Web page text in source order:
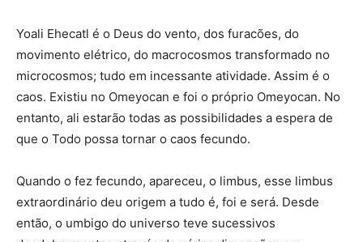
Yoali Ehecatl é o Deus do vento, dos furacões, do
movimento elétrico, do macrocosmos transformado no
microcosmos; tudo em incessante atividade. Assim é o
caos. Existiu no Omeyocan e foi o próprio Omeyocan. No
entanto, ali estarão todas as possibilidades a espera de
que o Todo possa tornar o caos fecundo.
Quando o fez fecundo, apareceu, o limbus, esse limbus
extraordinário deu origem a tudo é, foi e será. Desde
então, o umbigo do universo teve sucessivos